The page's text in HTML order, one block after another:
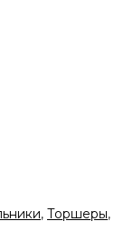
, Торшеры,